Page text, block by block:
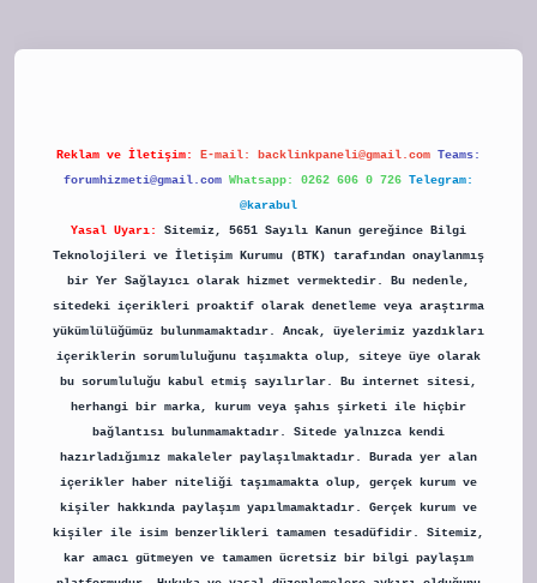
Reklam ve İletişim: E-mail: backlinkpaneli@gmail.com Teams:
forumhizmeti@gmail.com Whatsapp: 0262 606 0 726 Telegram:
@karabul
Yasal Uyarı:
Sitemiz, 5651 Sayılı Kanun gereğince Bilgi
Teknolojileri ve İletişim Kurumu (BTK) tarafından onaylanmış
bir Yer Sağlayıcı olarak hizmet vermektedir. Bu nedenle,
sitedeki içerikleri proaktif olarak denetleme veya araştırma
yükümlülüğümüz bulunmamaktadır. Ancak, üyelerimiz yazdıkları
içeriklerin sorumluluğunu taşımakta olup, siteye üye olarak
bu sorumluluğu kabul etmiş sayılırlar. Bu internet sitesi,
herhangi bir marka, kurum veya şahıs şirketi ile hiçbir
bağlantısı bulunmamaktadır. Sitede yalnızca kendi
hazırladığımız makaleler paylaşılmaktadır. Burada yer alan
içerikler haber niteliği taşımamakta olup, gerçek kurum ve
kişiler hakkında paylaşım yapılmamaktadır. Gerçek kurum ve
kişiler ile isim benzerlikleri tamamen tesadüfidir. Sitemiz,
kar amacı gütmeyen ve tamamen ücretsiz bir bilgi paylaşım